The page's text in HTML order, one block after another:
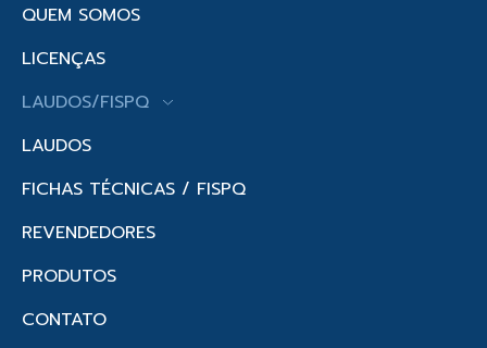
QUEM SOMOS
LICENÇAS
LAUDOS/FISPQ
LAUDOS
FICHAS TÉCNICAS / FISPQ
REVENDEDORES
PRODUTOS
CONTATO